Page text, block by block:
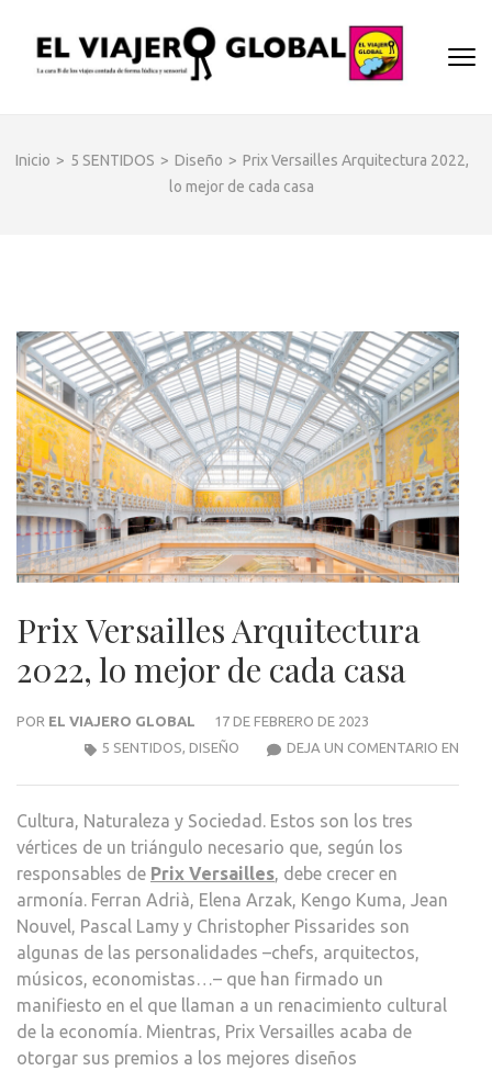
contenido
Intro)
EL
Un
música
hasta su
o sus
sabores
Inicio > 5 SENTIDOS > Diseño > Prix Versailles Arquitectura 2022,
lo mejor de cada casa
Prix Versailles Arquitectura
2022, lo mejor de cada casa
POR EL VIAJERO GLOBAL
17 DE FEBRERO DE 2023
DEJA UN COMENTARIO EN
5 SENTIDOS, DISEÑO
Cultura, Naturaleza y Sociedad. Estos son los tres
vértices de un triángulo necesario que, según los
responsables de Prix Versailles, debe crecer en
armonía. Ferran Adrià, Elena Arzak, Kengo Kuma, Jean
Nouvel, Pascal Lamy y Christopher Pissarides son
algunas de las personalidades –chefs, arquitectos,
músicos, economistas…– que han firmado un
manifiesto en el que llaman a un renacimiento cultural
de la economía. Mientras, Prix Versailles acaba de
otorgar sus premios a los mejores diseños